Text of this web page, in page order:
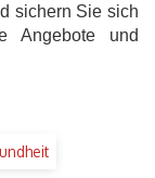
sichern Sie sich
Angebote und